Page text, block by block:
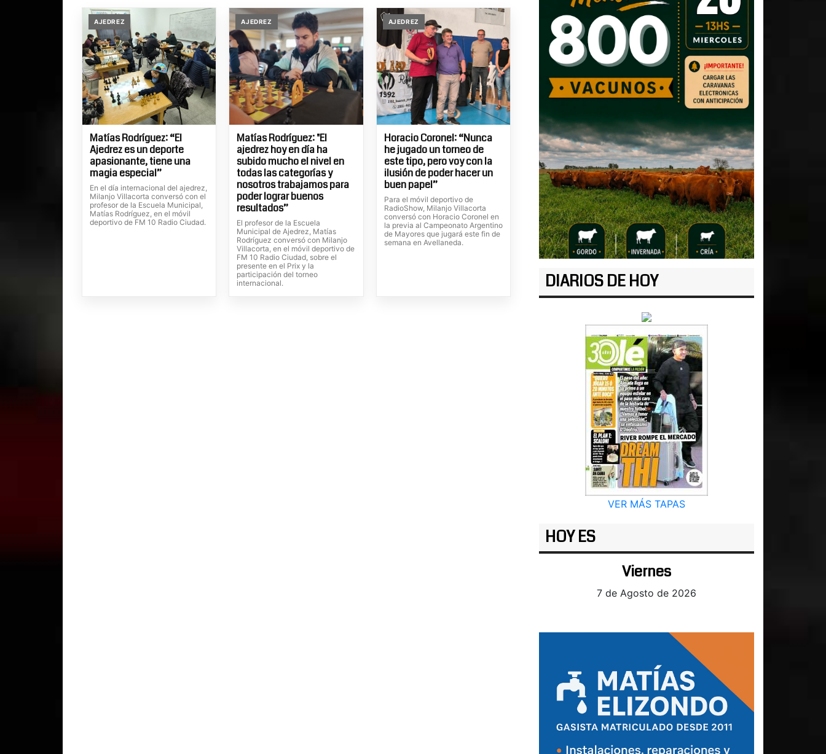
AJEDREZ
Matías Rodríguez: “El
Ajedrez es un deporte
apasionante, tiene una
magia especial”
En el día internacional del ajedrez,
Milanjo Villacorta conversó con el
profesor de la Escuela Municipal,
Matías Rodríguez, en el móvil
deportivo de FM 10 Radio Ciudad.
AJEDREZ
Matías Rodríguez: "El
ajedrez hoy en día ha
subido mucho el nivel en
todas las categorías y
nosotros trabajamos para
poder lograr buenos
resultados”
El profesor de la Escuela
Municipal de Ajedrez, Matías
Rodríguez conversó con Milanjo
Villacorta, en el móvil deportivo de
FM 10 Radio Ciudad, sobre el
presente en el Prix y la
participación del torneo
internacional.
AJEDREZ
Horacio Coronel: “Nunca
he jugado un torneo de
este tipo, pero voy con la
ilusión de poder hacer un
buen papel”
Para el móvil deportivo de
RadioShow, Milanjo Villacorta
conversó con Horacio Coronel en
la previa al Campeonato Argentino
de Mayores que jugará este fin de
semana en Avellaneda.
DIARIOS DE HOY
VER MÁS TAPAS
HOY ES
Viernes
7 de Agosto de 2026